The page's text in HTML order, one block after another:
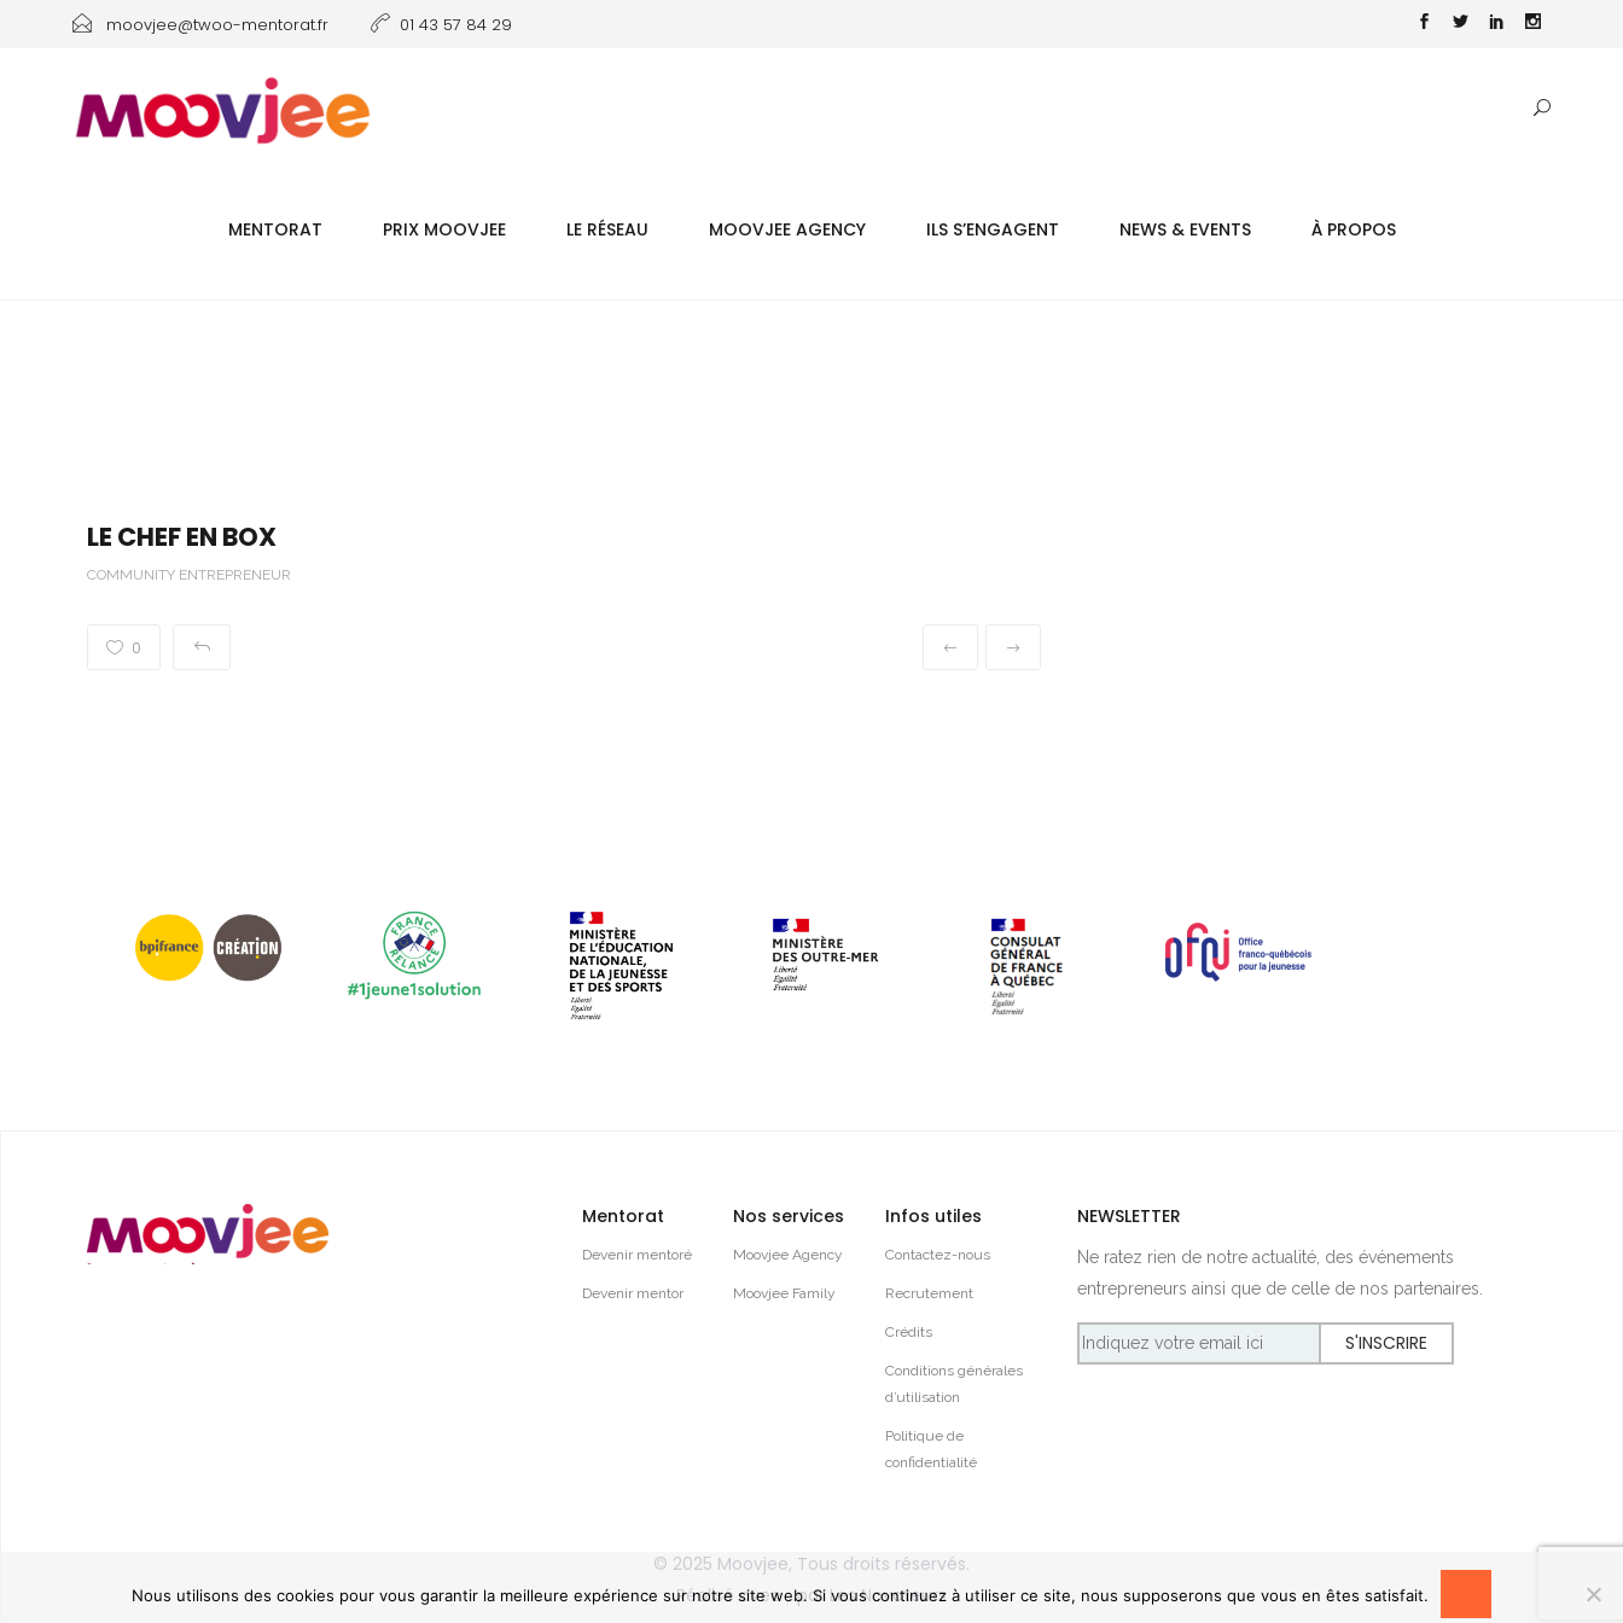
moovjee@twoo-mentorat.fr 01 43 57 84 29
MENTORAT PRIX MOOVJEE LE RÉSEAU MOOVJEE AGENCY ILS S’ENGAGENT NEWS & EVENTS À PROPOS
LE CHEF EN BOX
COMMUNITY ENTREPRENEUR
0
Mentorat
Devenir mentoré
Devenir mentor
Nos services
Moovjee Agency
Moovjee Family
Infos utiles
Contactez-nous
Recrutement
Crédits
Conditions générales
d’utilisation
Politique de
confidentialité
NEWSLETTER
Ne ratez rien de notre actualité, des événements
entrepreneurs ainsi que de celle de nos partenaires.
© 2025 Moovjee, Tous droits réservés.
Réalisé avec par Les Novateurs
Nous utilisons des cookies pour vous garantir la meilleure expérience sur notre site web. Si vous continuez à utiliser ce site, nous supposerons que vous en êtes satisfait.